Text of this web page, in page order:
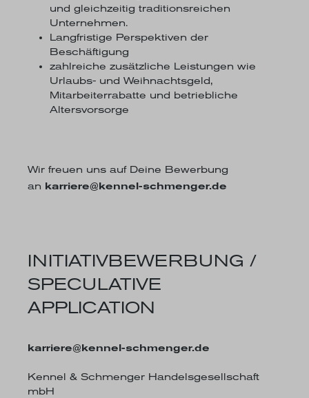
und gleichzeitig traditionsreichen
Unternehmen.
Langfristige Perspektiven der
Beschäftigung
zahlreiche zusätzliche Leistungen wie
Urlaubs- und Weihnachtsgeld,
Mitarbeiterrabatte und betriebliche
Altersvorsorge
Wir freuen uns auf Deine Bewerbung
an karriere@kennel-schmenger.de
INITIATIVBEWERBUNG /
SPECULATIVE
APPLICATION
karriere@kennel-schmenger.de
Kennel & Schmenger Handelsgesellschaft
mbH